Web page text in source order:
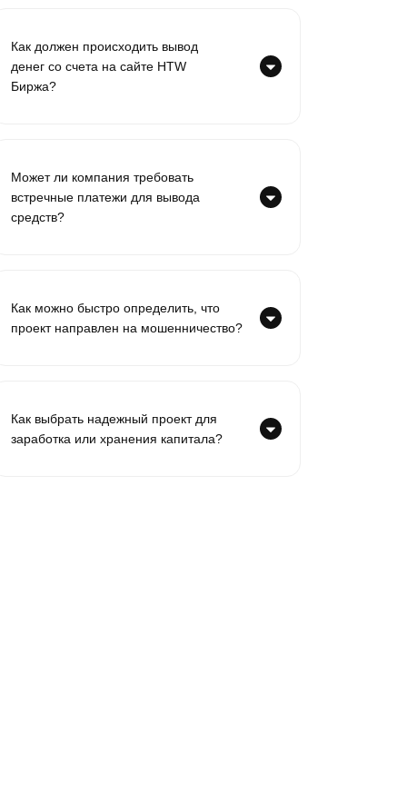
Как должен происходить вывод
денег со счета на сайте HTW
Биржа?
Может ли компания требовать
встречные платежи для вывода
средств?
Как можно быстро определить, что
проект направлен на мошенничество?
Как выбрать надежный проект для
заработка или хранения капитала?